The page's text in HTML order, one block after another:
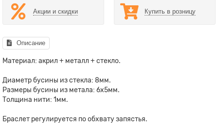
Акции и скидки Купить в розницу
Описание
Материал: акрил + металл + стекло.
Диаметр бусины из стекла: 8мм.
Размеры бусины из метала: 6х5мм.
Толщина нити: 1мм.
Браслет регулируется по обхвату запястья.